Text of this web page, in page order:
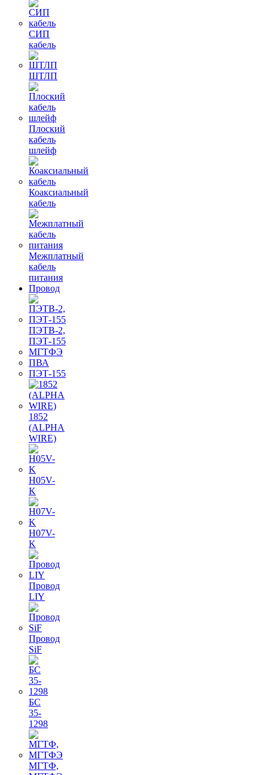
СИП
кабель
ШТЛП
Плоский
кабель
шлейф
Коаксиальный
кабель
Межплатный
кабель
питания
Провод
ПЭТВ-2,
ПЭТ-155
МГТФЭ
ПВА
ПЭТ-155
1852
(ALPHA
WIRE)
H05V-
K
H07V-
K
Провод
LIY
Провод
SiF
БС
35-
1298
МГТФ,